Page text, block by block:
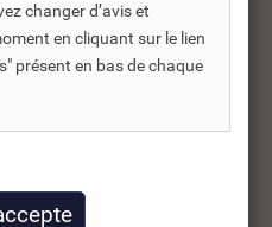
sont généralement des
Ils vous permettent soit
à des besoins
changer d’avis et
en cliquant sur le lien
présent en bas de chaque